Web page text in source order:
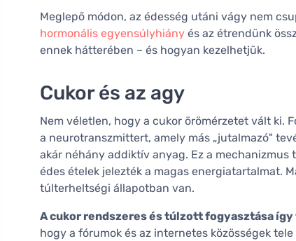
Meglepő módon, az édesség utáni vágy nem
hormonális egyensúlyhiány és az étrendünk
ennek hátterében – és hogyan kezelhetjük.
Cukor és az agy
Nem véletlen, hogy a cukor örömérzetet vált ki.
a neurotranszmittert, amely más „jutalmazó"
akár néhány addiktív anyag. Ez a
édes ételek jelezték a magas energiatartalmat.
túlterheltségi állapotban van.
A cukor rendszeres és túlzott fogyasztása
hogy a fórumok és az internetes közösségek